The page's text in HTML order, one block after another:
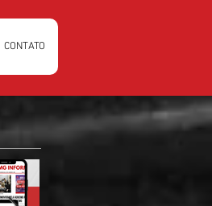
CONTATO